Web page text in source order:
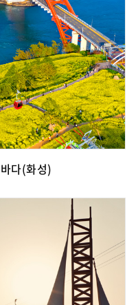
다(화성)